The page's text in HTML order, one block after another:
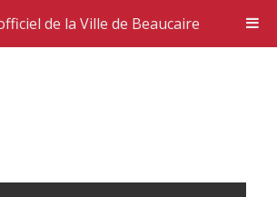
de la Ville de Beaucaire